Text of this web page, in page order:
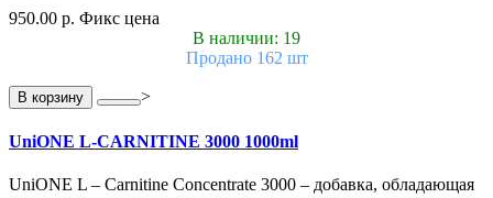
950.00 р. Фикс цена
В наличии: 19
Продано 162 шт
В корзину >
UniONE L-CARNITINE 3000 1000ml
UniONE L – Carnitine Concentrate 3000 – добавка, обладающая